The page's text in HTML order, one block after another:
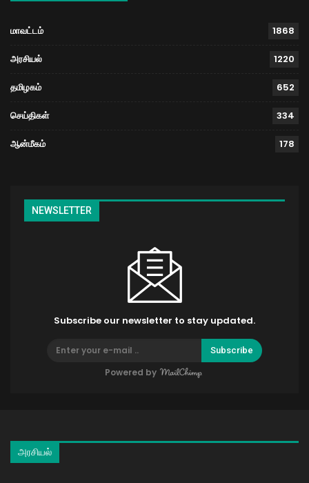
மாவட்டம் 1868
அரசியல் 1220
தமிழகம் 652
செய்திகள் 334
ஆன்மீகம் 178
NEWSLETTER
Subscribe our newsletter to stay updated.
Subscribe
Powered by
அரசியல்